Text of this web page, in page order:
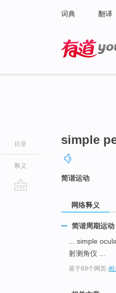
词典 翻译
目录
释义
simple
简谐运动
网络释义
简谐周期运动
... simple
射测角仪 ...
基于69个网页-相